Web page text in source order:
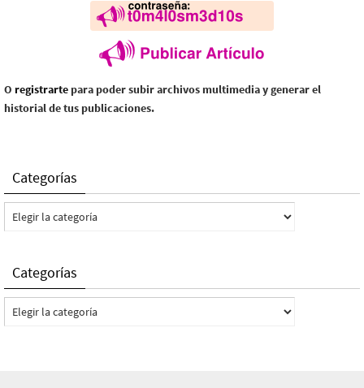
O registrarte para poder subir archivos multimedia y generar el
historial de tus publicaciones.
Categorías
Categorías
Categorías
Categorías